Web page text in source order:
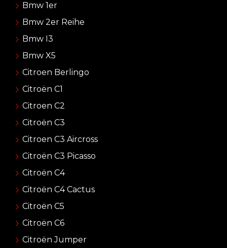
Bmw 1er
Bmw 2er Reihe
Bmw I3
Bmw X5
Citroen Berlingo
Citroën C1
Citroen C2
Citroën C3
Citroen C3 Aircross
Citroën C3 Picasso
Citroën C4
Citroën C4 Cactus
Citroën C5
Citroën C6
Citroën Jumper